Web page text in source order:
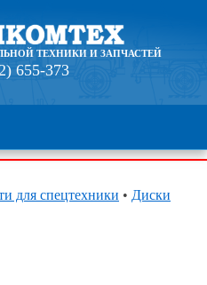
ТЕХНИКИ И ЗАПЧАСТЕЙ
655-373
для спецтехники • Диски